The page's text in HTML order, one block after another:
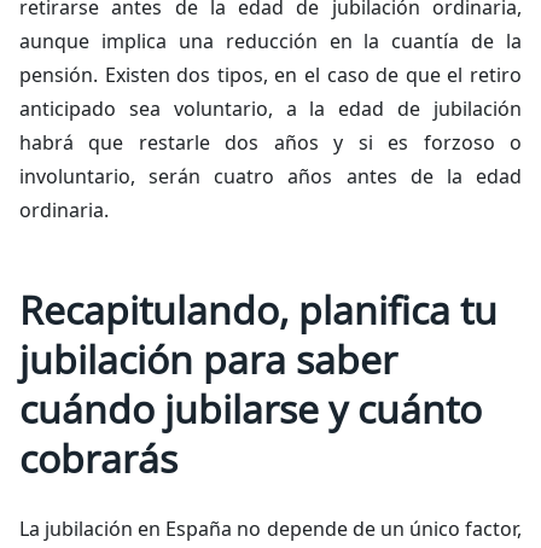
retirarse antes de la edad de jubilación ordinaria,
aunque implica una reducción en la cuantía de la
pensión. Existen dos tipos, en el caso de que el retiro
anticipado sea voluntario, a la edad de jubilación
habrá que restarle dos años y si es forzoso o
involuntario, serán cuatro años antes de la edad
ordinaria.
Recapitulando, planifica tu
jubilación para saber
cuándo jubilarse y cuánto
cobrarás
La jubilación en España no depende de un único factor,